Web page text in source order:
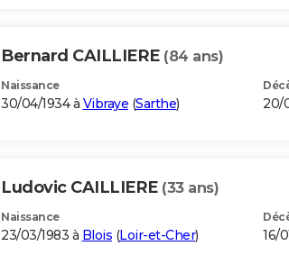
Bernard CAILLIERE (84 ans)
Naissance
30/04/1934 à Vibraye (Sarthe) 20/
Ludovic CAILLIERE (33 ans)
Naissance
23/03/1983 à Blois (Loir-et-Cher) 16/